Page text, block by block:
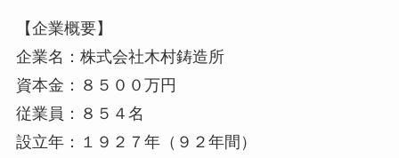
【企業概要】
企業名：株式会社木村鋳造所
資本金：８５００万円
従業員：８５４名
設立年：１９２７年（９２年間）